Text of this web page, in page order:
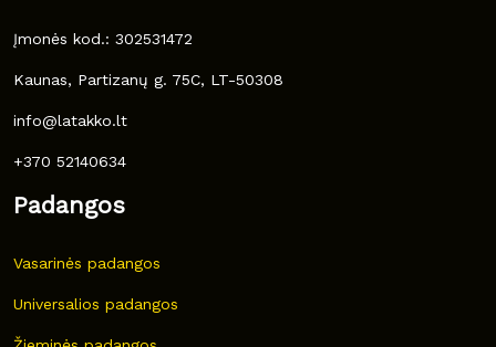
Įmonės kod.: 302531472
Kaunas, Partizanų g. 75C, LT-50308
info@latakko.lt
+370 52140634
Padangos
Vasarinės padangos
Universalios padangos